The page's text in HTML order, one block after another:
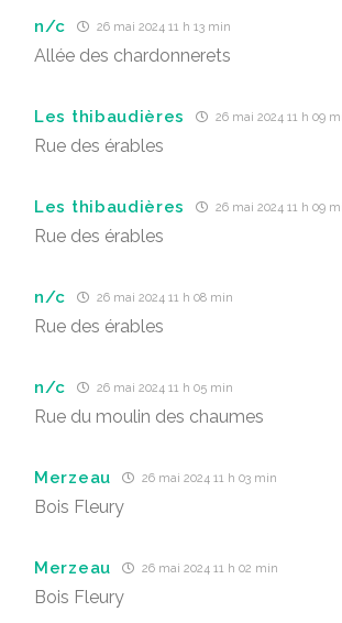
n/c 26 mai 2024 11 h 13 min
Allée des chardonnerets
Les thibaudières 26 mai 2024 11 h 09
Rue des érables
Les thibaudières 26 mai 2024 11 h 09
Rue des érables
n/c 26 mai 2024 11 h 08 min
Rue des érables
n/c 26 mai 2024 11 h 05 min
Rue du moulin des chaumes
Merzeau 26 mai 2024 11 h 03 min
Bois Fleury
Merzeau 26 mai 2024 11 h 02 min
Bois Fleury